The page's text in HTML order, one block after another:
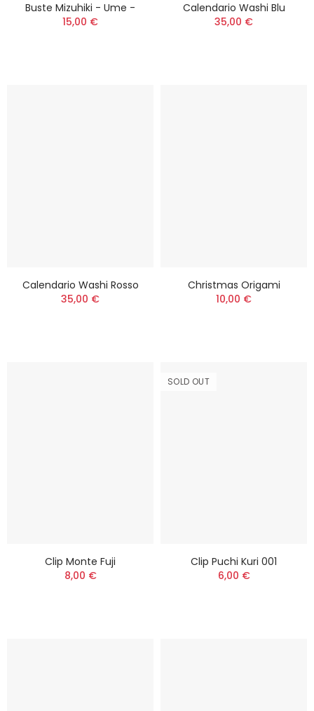
Buste Mizuhiki - Ume -
15,00 €
Calendario Washi Blu
35,00 €
Calendario Washi Rosso
35,00 €
Christmas Origami
10,00 €
Clip Monte Fuji
8,00 €
SOLD OUT
Clip Puchi Kuri 001
6,00 €